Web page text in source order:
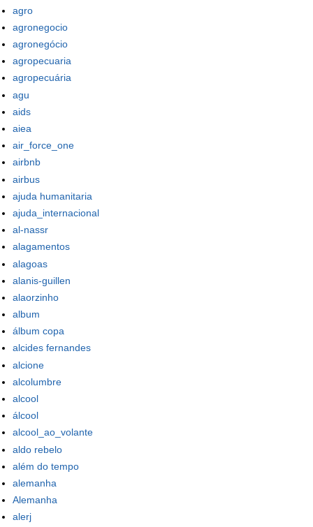
agro
agronegocio
agronegócio
agropecuaria
agropecuária
agu
aids
aiea
air_force_one
airbnb
airbus
ajuda humanitaria
ajuda_internacional
al-nassr
alagamentos
alagoas
alanis-guillen
alaorzinho
album
álbum copa
alcides fernandes
alcione
alcolumbre
alcool
álcool
alcool_ao_volante
aldo rebelo
além do tempo
alemanha
Alemanha
alerj